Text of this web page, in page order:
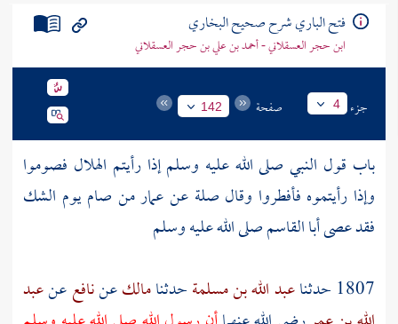
فتح الباري شرح صحيح البخاري
ابن حجر العسقلاني - أحمد بن علي بن حجر العسقلاني
جزء 4 صفحة 142
باب قول النبي صلى الله عليه وسلم إذا رأيتم الهلال فصوموا
وإذا رأيتموه فأفطروا وقال صلة عن عمار من صام يوم الشك
فقد عصى أبا القاسم صلى الله عليه وسلم
1807 حدثنا
عبد الله بن مسلمةحدثنامالكعننافععنعبد